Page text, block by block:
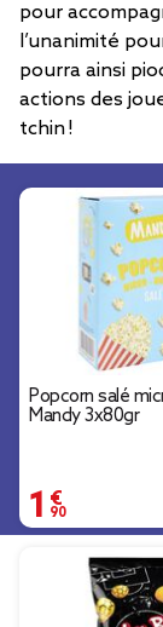
pour
l’unanimité
pourra ainsi
actions des
tchin !
Popcorn salé
Mandy 3x80gr
1,90 €